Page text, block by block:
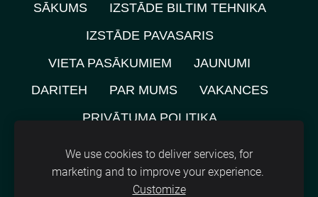
SĀKUMS
IZSTĀDE BILTIM TEHNIKA
IZSTĀDE PAVASARIS
VIETA PASĀKUMIEM
JAUNUMI
DARITEH
PAR MUMS
VAKANCES
PRIVĀTUMA POLITIKA
NOMNIEKU KARTE
KONTAKTI
SĪKDATNES
We use cookies to deliver services, for
marketing and to improve your experience.
Customize